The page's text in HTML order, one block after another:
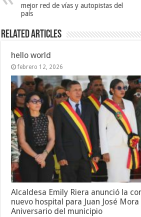
mejor red de vías y autopistas del
país
Related Articles
hello world
febrero 12, 2026
Alcaldesa Emily Riera anunció la
nuevo hospital para Juan José
Aniversario del municipio